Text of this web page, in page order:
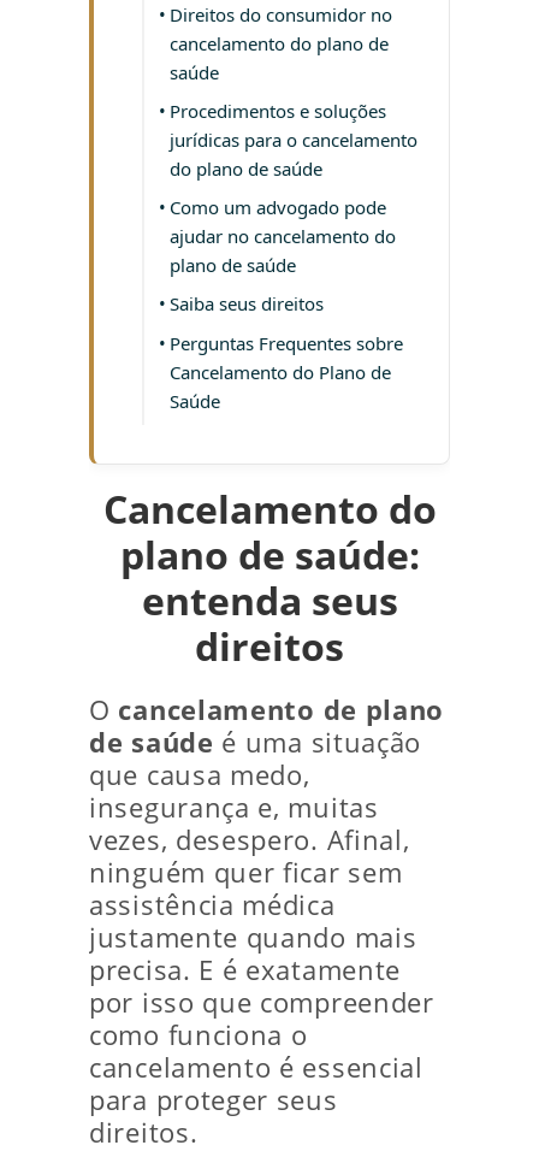
Direitos do consumidor no
cancelamento do plano de
saúde
Procedimentos e soluções
jurídicas para o cancelamento
do plano de saúde
Como um advogado pode
ajudar no cancelamento do
plano de saúde
Saiba seus direitos
Perguntas Frequentes sobre
Cancelamento do Plano de
Saúde
Cancelamento do
plano de saúde:
entenda seus
direitos
O cancelamento de plano
de saúde é uma situação
que causa medo,
insegurança e, muitas
vezes, desespero. Afinal,
ninguém quer ficar sem
assistência médica
justamente quando mais
precisa. E é exatamente
por isso que compreender
como funciona o
cancelamento é essencial
para proteger seus
direitos.